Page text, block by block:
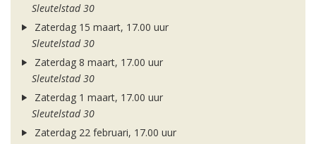
Sleutelstad 30
Zaterdag 15 maart, 17.00 uur
Sleutelstad 30
Zaterdag 8 maart, 17.00 uur
Sleutelstad 30
Zaterdag 1 maart, 17.00 uur
Sleutelstad 30
Zaterdag 22 februari, 17.00 uur